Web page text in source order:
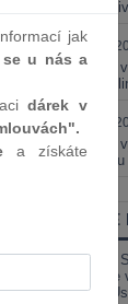
(online -
Praktické
smluv
Praktické
Vnosy ze
soudu a
jak
se u nás a
dárek v
a získáte